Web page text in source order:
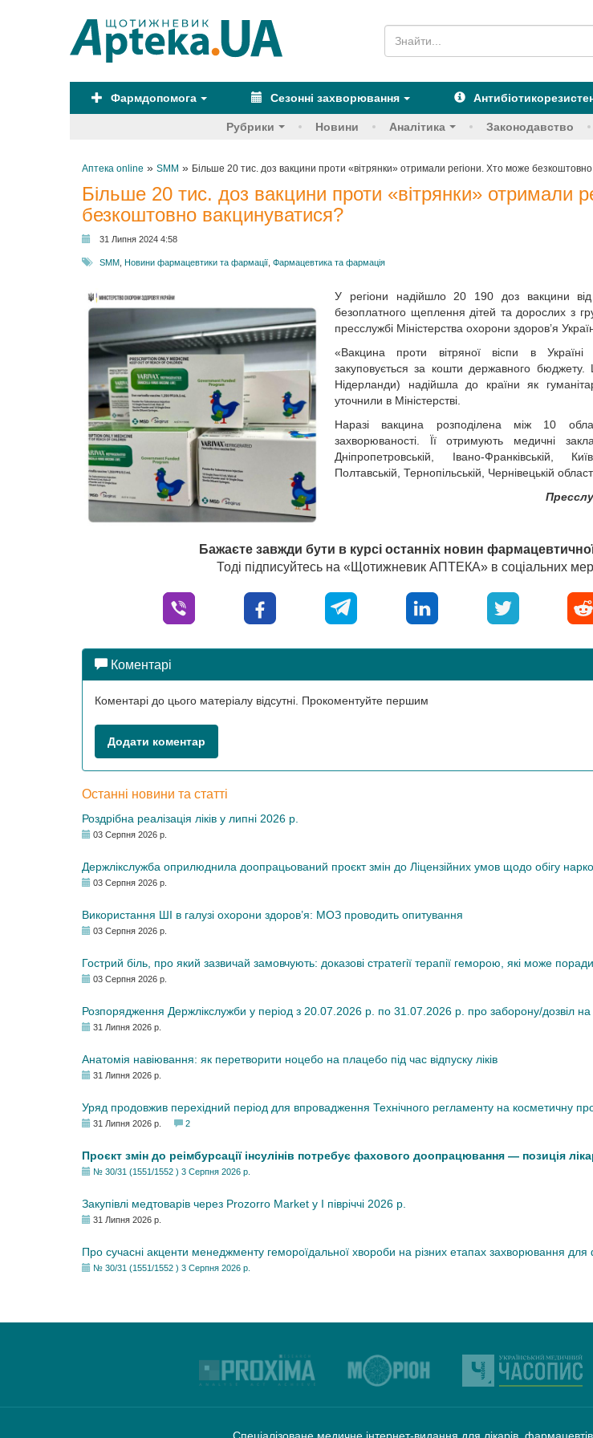
Фармдопомога Сезонні захворювання
Рубрики Новини Аналітика Законодавство
Аптека online » SMM » Більше 20 тис. доз вакцини проти «вітрянки» отримали регіони. Хто може
Більше 20 тис. доз вакцини проти «вітрянки» отримали
безкоштовно вакцинуватися?
31 Липня 2024 4:58
SMM Новини фармацевтики та фармації Фармацевтика та фармація
У регіони надійшло 20 190 доз вакцини від
безоплатного щеплення дітей та дорослих з
пресслужбі Міністерства охорони здоров’я
«Вакцина проти вітряної віспи в
закуповується за кошти державного
Нідерланди) надійшла до країни як
уточнили в Міністерстві.
Наразі вакцина розподілена між 10
захворюваності. Її отримують медичні
Дніпропетровській, Івано-Франківській,
Полтавській, Тернопільській, Чернівецькій
Бажаєте завжди бути в курсі останніх новин фармацевтичної
Тоді підписуйтесь на «Щотижневик АПТЕКА» в соціальних
Коментарі
Коментарі до цього матеріалу відсутні. Прокоментуйте першим
Додати коментар
Останні новини та статті
Роздрібна реалізація ліків у липні 2026 р.
03 Серпня 2026 р.
Держлікслужба оприлюднила доопрацьований проєкт змін до Ліцензійних умов щодо обігу
03 Серпня 2026 р.
Використання ШІ в галузі охорони здоров’я: МОЗ проводить опитування
03 Серпня 2026 р.
Гострий біль, про який зазвичай замовчують: доказові стратегії терапії геморою, які може
03 Серпня 2026 р.
Розпорядження Держлікслужби у період з 20.07.2026 р. по 31.07.2026 р. про заборону/дозвіл на
31 Липня 2026 р.
Анатомія навіювання: як перетворити ноцебо на плацебо під час відпуску ліків
31 Липня 2026 р.
Уряд продовжив перехідний період для впровадження Технічного регламенту на косметичну
31 Липня 2026 р. 2
Проєкт змін до реімбурсації інсулінів потребує фахового доопрацювання — позиція
№ 30/31 (1551/1552 ) 3 Серпня 2026 р.
Закупівлі медтоварів через Prozorro Market у I півріччі 2026 р.
31 Липня 2026 р.
Про сучасні акценти менеджменту гемороїдальної хвороби на різних етапах захворювання
№ 30/31 (1551/1552 ) 3 Серпня 2026 р.